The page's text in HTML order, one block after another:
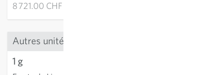
8 721.00 CHF
Autres unités
1 g